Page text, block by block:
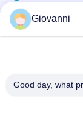
+86-180-
E-Mail
Giovanni
Good day, what